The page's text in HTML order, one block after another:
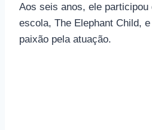
Aos seis anos, ele participou
escola, The Elephant Child,
paixão pela atuação.